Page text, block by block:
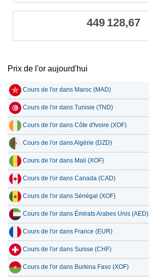
449 128,67
Prix de l'or aujourd'hui
Cours de l'or dans Maroc (MAD)
Cours de l'or dans Tunisie (TND)
Cours de l'or dans Côte d'Ivoire (XOF)
Cours de l'or dans Algérie (DZD)
Cours de l'or dans Mali (XOF)
Cours de l'or dans Canada (CAD)
Cours de l'or dans Sénégal (XOF)
Cours de l'or dans Émirats Arabes Unis (AED)
Cours de l'or dans France (EUR)
Cours de l'or dans Suisse (CHF)
Cours de l'or dans Burkina Faso (XOF)